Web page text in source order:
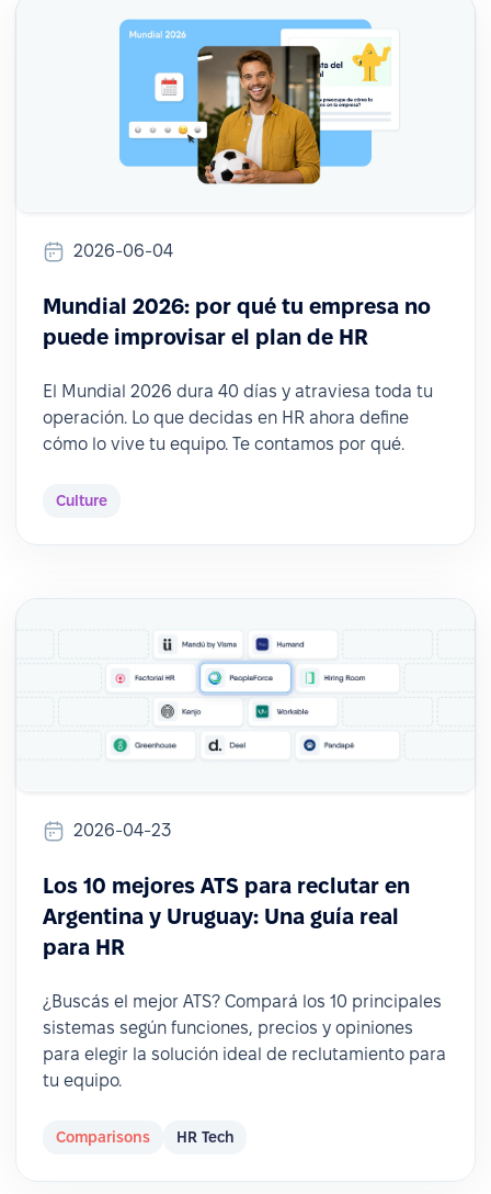
2026-06-04
Mundial 2026: por qué tu empresa no
puede improvisar el plan de HR
El Mundial 2026 dura 40 días y atraviesa toda tu
operación. Lo que decidas en HR ahora define
cómo lo vive tu equipo. Te contamos por qué.
Culture
2026-04-23
Los 10 mejores ATS para reclutar en
Argentina y Uruguay: Una guía real
para HR
¿Buscás el mejor ATS? Compará los 10 principales
sistemas según funciones, precios y opiniones
para elegir la solución ideal de reclutamiento para
tu equipo.
Comparisons HR Tech